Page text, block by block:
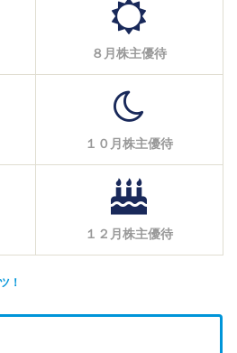
８月株主優待
１０月株主優待
１２月株主優待
！